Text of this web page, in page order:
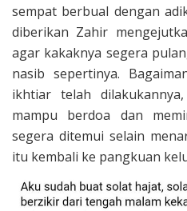
sempat berbual dengan
diberikan Zahir
agar kakaknya segera
nasib sepertinya.
ikhtiar telah
mampu berdoa dan
segera ditemui selain
itu kembali ke pangkuan